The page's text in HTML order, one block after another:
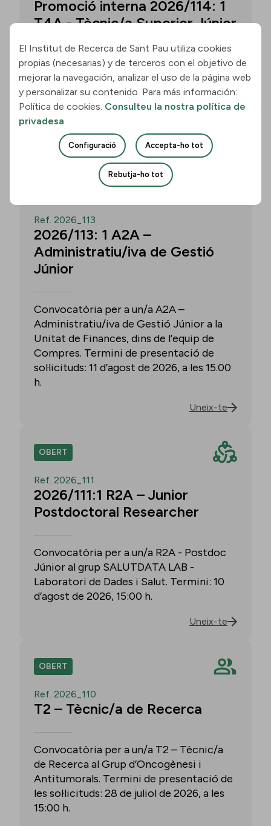
Promoció interna 2026/114: 1
T4A - Tècnic/a Superior Júnior
Convocatòria per a un/a T4A - Tècnic/a
Superior Júnior al grup Neurobiologia de
les Demències - Multilingual Aphasia &
Dementia Research Lab. Termini: 11
d’agost de 2026, 15.00 h.
Uneix-te
Ref. 2026_113
2026/113: 1 A2A –
Administratiu/iva de Gestió
Júnior
Convocatòria per a un/a A2A –
Administratiu/iva de Gestió Júnior a la
Unitat de Finances, dins de l’equip de
Compres. Termini de presentació de
sol·licituds: 11 d’agost de 2026, a les 15.00
h.
Uneix-te
OBERT
Ref. 2026_111
2026/111:1 R2A – Junior
Postdoctoral Researcher
Convocatòria per a un/a R2A - Postdoc
Júnior al grup SALUTDATA LAB -
Laboratori de Dades i Salut. Termini: 10
d’agost de 2026, 15:00 h.
Uneix-te
OBERT
Ref. 2026_110
T2 – Tècnic/a de Recerca
Convocatòria per a un/a T2 – Tècnic/a
de Recerca al Grup d’Oncogènesi i
Antitumorals. Termini de presentació de
les sol·licituds: 28 de juliol de 2026, a les
15:00 h.
El Institut de Recerca de Sant Pau utiliza cookies
propias (necesarias) y de terceros con el objetivo de
mejorar la navegación, analizar el uso de la página web
y personalizar su contenido. Para más información:
Política de cookies. Consulteu la nostra política de
privadesa
Configuració Accepta-ho tot
Rebutja-ho tot